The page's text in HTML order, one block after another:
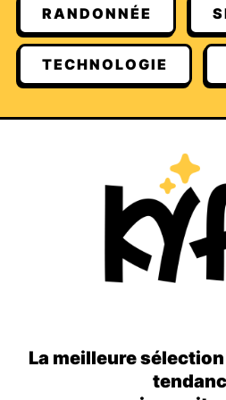
RANDONNÉE
TECHNOLOGIE
La meilleure